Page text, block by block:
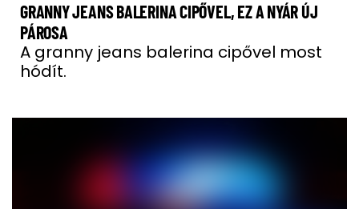
GRANNY JEANS BALERINA CIPŐVEL, EZ A NYÁR ÚJ
PÁROSA
A granny jeans balerina cipővel most
hódít.